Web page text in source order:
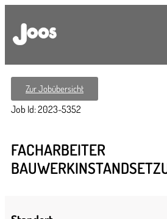
Zur Jobübersicht
Job Id: 2023-5352
FACHARBEITER